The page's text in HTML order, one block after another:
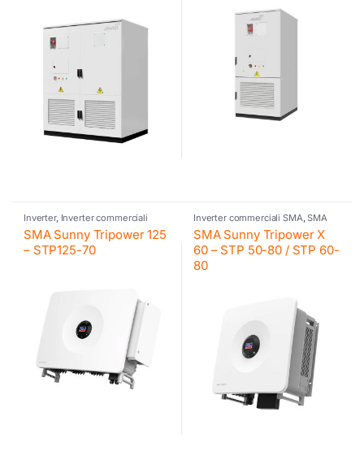
Inverter, Inverter commerciali
SMA SMA
SMA Sunny Tripower 125
– STP125-70
Inverter commerciali SMA ,SMA
SMA Sunny Tripower X
60 – STP 50-80 / STP 60-
80